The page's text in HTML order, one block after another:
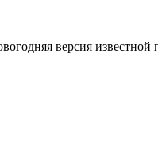
версия